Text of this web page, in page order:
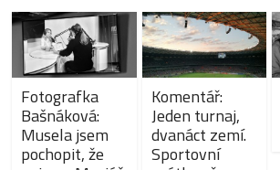
Fotografka
Bašnáková:
Musela jsem
pochopit, že
Komentář:
Jeden turnaj,
dvanáct zemí.
Sportovní